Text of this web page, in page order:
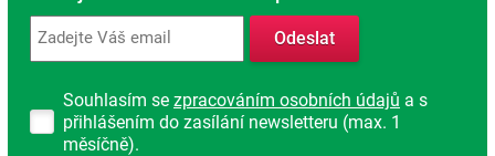
Rádi poradíme s výběrem
Najděte vhodnou matraci
Rodinná firma
S tradicí od roku 1991
Odeslat
Souhlasím se zpracováním osobních údajů a s
přihlášením do zasílání newsletteru (max. 1
měsíčně).